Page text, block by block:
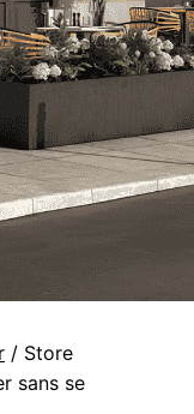
/ Store
sans se